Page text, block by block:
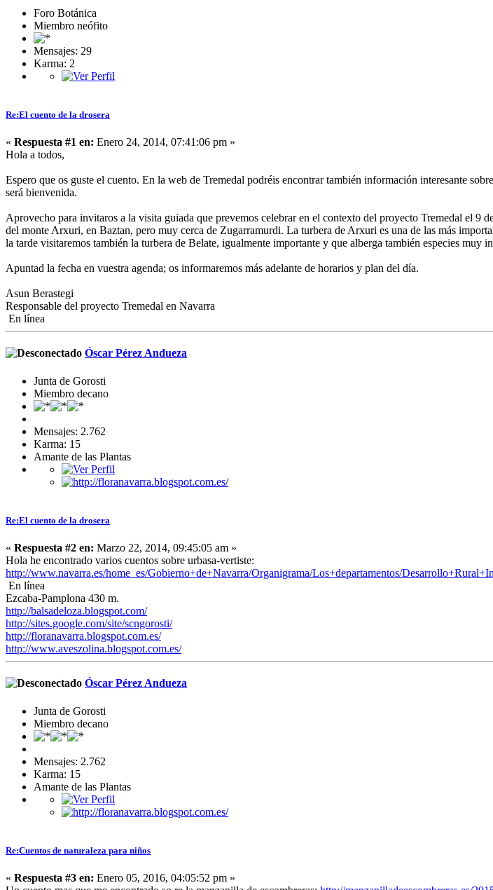
Foro Botánica
Miembro neófito
Mensajes: 29
Karma: 2
Re:El cuento de la drosera
« Respuesta #1 en: Enero 24, 2014, 07:41:06 pm »
Hola a todos,
Espero que os guste el cuento. En la web de Tremedal podréis encontrar también información interesante
será bienvenida.
Aprovecho para invitaros a la visita guiada que prevemos celebrar en el contexto del proyecto Tremedal el 9
del monte Arxuri, en Baztan, pero muy cerca de Zugarramurdi. La turbera de Arxuri es una de las más
la tarde visitaremos también la turbera de Belate, igualmente importante y que alberga también especies muy
Apuntad la fecha en vuestra agenda; os informaremos más adelante de horarios y plan del día.
Asun Berastegi
Responsable del proyecto Tremedal en Navarra
En línea
Óscar Pérez Andueza
Junta de Gorosti
Miembro decano
Mensajes: 2.762
Karma: 15
Amante de las Plantas
Re:El cuento de la drosera
« Respuesta #2 en: Marzo 22, 2014, 09:45:05 am »
Hola he encontrado varios cuentos sobre urbasa-vertiste:
http://www.navarra.es/home_es/Gobierno+de+Navarra/Organigrama/Los+departamentos/
En línea
Ezcaba-Pamplona 430 m.
http://balsadeloza.blogspot.com/
http://sites.google.com/site/scngorosti/
http://floranavarra.blogspot.com.es/
http://www.aveszolina.blogspot.com.es/
Óscar Pérez Andueza
Junta de Gorosti
Miembro decano
Mensajes: 2.762
Karma: 15
Amante de las Plantas
Re:Cuentos de naturaleza para niños
« Respuesta #3 en: Enero 05, 2016, 04:05:52 pm »